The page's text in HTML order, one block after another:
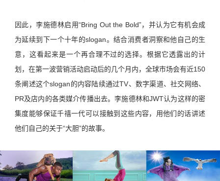
因此，李施德林启用“Bring Out the Bold”，并认为它有机会成
为延续到下一个十年的slogan。结合消费者洞察和他自己的生
意，这看起来是一个再合理不过的选择。根据它透露出的计
划，在第一波营销活动启动后的几个月内，全球市场会有近150
条阐述这个slogan的内容陆续通过TV、数字渠道、社交网络、
PR及店内的各类媒介传播出去。李施德林和JWT认为这样的密
集度能够保证千禧一代可以接触到这些内容，用他们的话讲述
他们自己的关于“大胆”的故事。